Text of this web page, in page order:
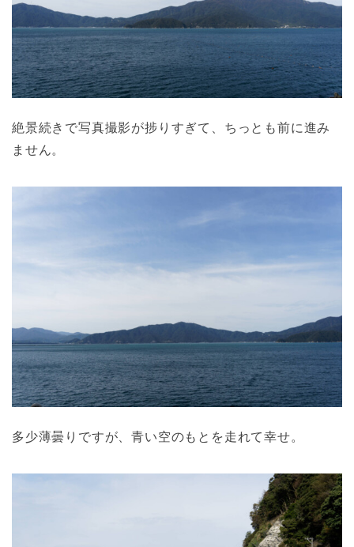
絶景続きで写真撮影が捗りすぎて、ちっとも前に進み
ません。
多少薄曇りですが、青い空のもとを走れて幸せ。